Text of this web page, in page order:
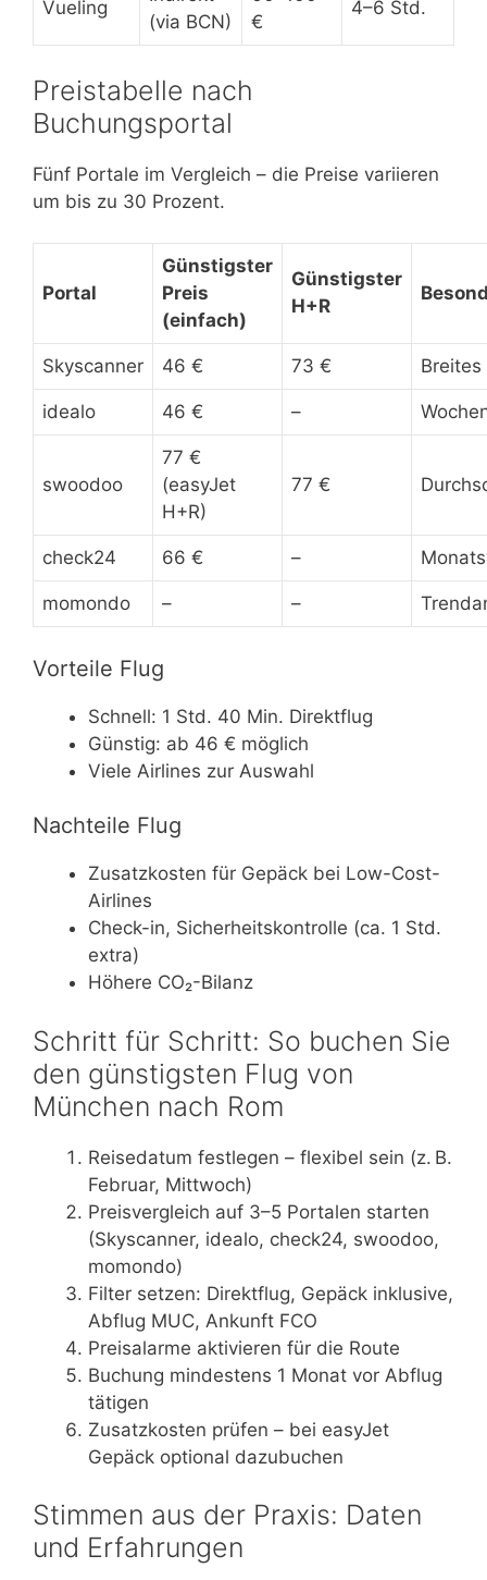
Vueling
(via BCN)
€
4–6 Std.
Preistabelle nach
Buchungsportal
Fünf Portale im Vergleich – die Preise variieren
um bis zu 30 Prozent.
Portal
Günstigster
Preis
(einfach)
Günstigster
H+R
Skyscanner 46 € 73 €
idealo 46 € –
swoodoo
77 €
(easyJet
H+R)
77 €
check24 66 € –
momondo – –
Vorteile Flug
Schnell: 1 Std. 40 Min. Direktflug
Günstig: ab 46 € möglich
Viele Airlines zur Auswahl
Nachteile Flug
Zusatzkosten für Gepäck bei Low-Cost-
Airlines
Check-in, Sicherheitskontrolle (ca. 1 Std.
extra)
Höhere CO₂-Bilanz
Schritt für Schritt: So buchen Sie
den günstigsten Flug von
München nach Rom
Reisedatum festlegen – flexibel sein (z. B.
Februar, Mittwoch)
Preisvergleich auf 3–5 Portalen starten
(Skyscanner, idealo, check24, swoodoo,
momondo)
Filter setzen: Direktflug, Gepäck inklusive,
Abflug MUC, Ankunft FCO
Preisalarme aktivieren für die Route
Buchung mindestens 1 Monat vor Abflug
tätigen
Zusatzkosten prüfen – bei easyJet
Gepäck optional dazubuchen
Stimmen aus der Praxis: Daten
und Erfahrungen